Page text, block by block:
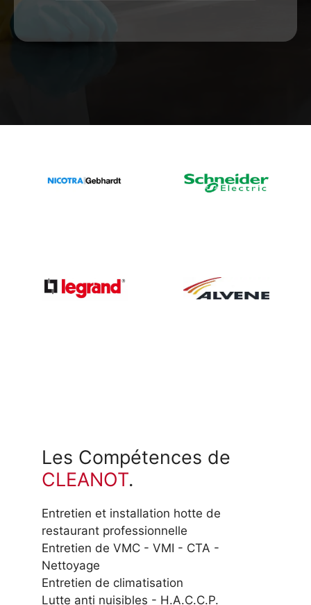
Les Compétences de
CLEANOT.
Entretien et installation hotte de
restaurant professionnelle
Entretien de VMC - VMI - CTA -
Nettoyage
Entretien de climatisation
Lutte anti nuisibles - H.A.C.C.P.